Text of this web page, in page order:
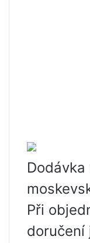
Při
doručení